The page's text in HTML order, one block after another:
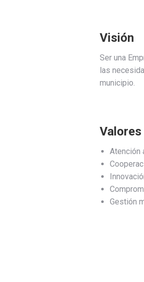
Visión
Ser una
las
municipio.
Valores
Atención
Gestión